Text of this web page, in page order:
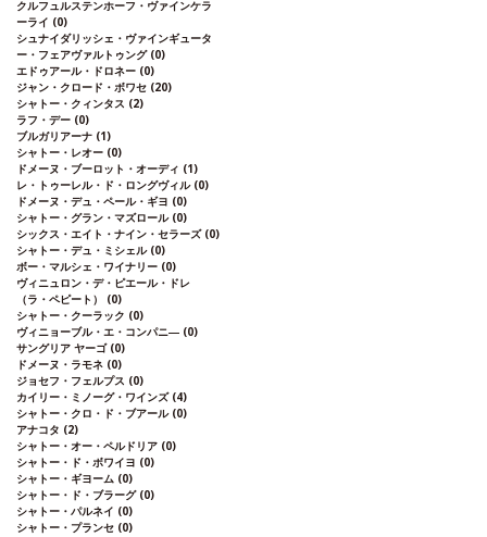
クルフュルステンホーフ・ヴァインケラ
ーライ (0)
シュナイダリッシェ・ヴァインギュータ
ー・フェアヴァルトゥング (0)
エドゥアール・ドロネー (0)
ジャン・クロード・ボワセ (20)
シャトー・クィンタス (2)
ラフ・デー (0)
ブルガリアーナ (1)
シャトー・レオー (0)
ドメーヌ・ブーロット・オーディ (1)
レ・トゥーレル・ド・ロングヴィル (0)
ドメーヌ・デュ・ペール・ギヨ (0)
シャトー・グラン・マズロール (0)
シックス・エイト・ナイン・セラーズ (0)
シャトー・デュ・ミシェル (0)
ボー・マルシェ・ワイナリー (0)
ヴィニュロン・デ・ピエール・ドレ
（ラ・ペピート） (0)
シャトー・クーラック (0)
ヴィニョーブル・エ・コンパニ― (0)
サングリア ヤーゴ (0)
ドメーヌ・ラモネ (0)
ジョセフ・フェルプス (0)
カイリー・ミノーグ・ワインズ (4)
シャトー・クロ・ド・ブアール (0)
アナコタ (2)
シャトー・オー・ペルドリア (0)
シャトー・ド・ボワイヨ (0)
シャトー・ギヨーム (0)
シャトー・ド・ブラーグ (0)
シャトー・パルネイ (0)
シャトー・プランセ (0)